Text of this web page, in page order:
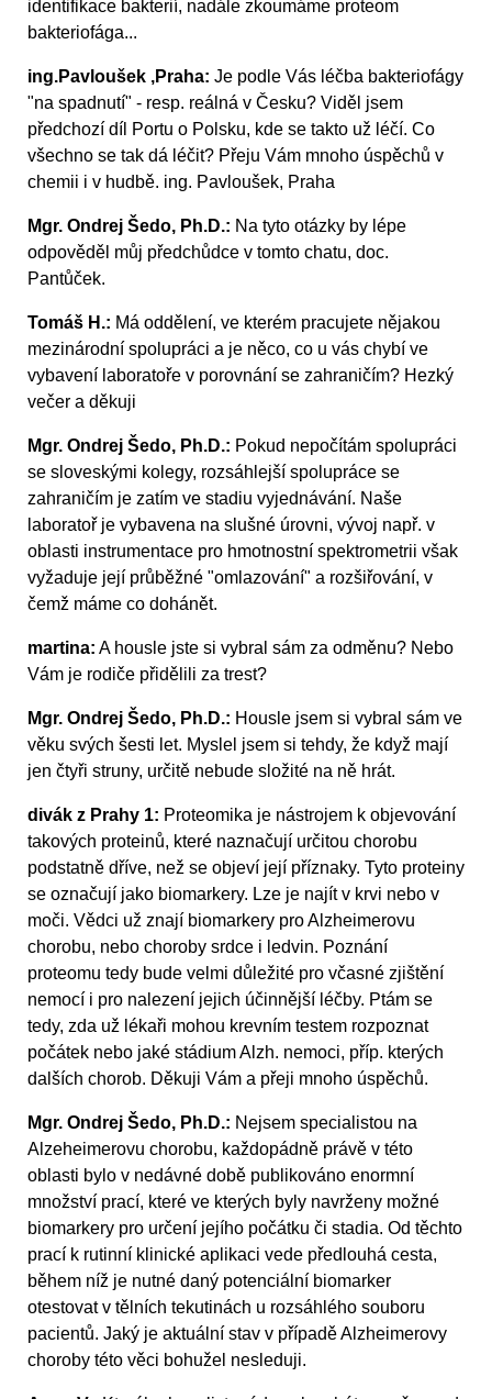
identifikace bakterií, nadále zkoumáme proteom
bakteriofága...
ing.Pavloušek ,Praha: Je podle Vás léčba bakteriofágy
"na spadnutí" - resp. reálná v Česku? Viděl jsem
předchozí díl Portu o Polsku, kde se takto už léčí. Co
všechno se tak dá léčit? Přeju Vám mnoho úspěchů v
chemii i v hudbě. ing. Pavloušek, Praha
Mgr. Ondrej Šedo, Ph.D.: Na tyto otázky by lépe
odpověděl můj předchůdce v tomto chatu, doc.
Pantůček.
Tomáš H.: Má oddělení, ve kterém pracujete nějakou
mezinárodní spolupráci a je něco, co u vás chybí ve
vybavení laboratoře v porovnání se zahraničím? Hezký
večer a děkuji
Mgr. Ondrej Šedo, Ph.D.: Pokud nepočítám spolupráci
se sloveskými kolegy, rozsáhlejší spolupráce se
zahraničím je zatím ve stadiu vyjednávání. Naše
laboratoř je vybavena na slušné úrovni, vývoj např. v
oblasti instrumentace pro hmotnostní spektrometrii však
vyžaduje její průběžné "omlazování" a rozšiřování, v
čemž máme co dohánět.
martina: A housle jste si vybral sám za odměnu? Nebo
Vám je rodiče přidělili za trest?
Mgr. Ondrej Šedo, Ph.D.: Housle jsem si vybral sám ve
věku svých šesti let. Myslel jsem si tehdy, že když mají
jen čtyři struny, určitě nebude složité na ně hrát.
divák z Prahy 1: Proteomika je nástrojem k objevování
takových proteinů, které naznačují určitou chorobu
podstatně dříve, než se objeví její příznaky. Tyto proteiny
se označují jako biomarkery. Lze je najít v krvi nebo v
moči. Vědci už znají biomarkery pro Alzheimerovu
chorobu, nebo choroby srdce i ledvin. Poznání
proteomu tedy bude velmi důležité pro včasné zjištění
nemocí i pro nalezení jejich účinnější léčby. Ptám se
tedy, zda už lékaři mohou krevním testem rozpoznat
počátek nebo jaké stádium Alzh. nemoci, příp. kterých
dalších chorob. Děkuji Vám a přeji mnoho úspěchů.
Mgr. Ondrej Šedo, Ph.D.: Nejsem specialistou na
Alzeheimerovu chorobu, každopádně právě v této
oblasti bylo v nedávné době publikováno enormní
množství prací, které ve kterých byly navrženy možné
biomarkery pro určení jejího počátku či stadia. Od těchto
prací k rutinní klinické aplikaci vede předlouhá cesta,
během níž je nutné daný potenciální biomarker
otestovat v tělních tekutinách u rozsáhlého souboru
pacientů. Jaký je aktuální stav v případě Alzheimerovy
choroby této věci bohužel nesleduji.